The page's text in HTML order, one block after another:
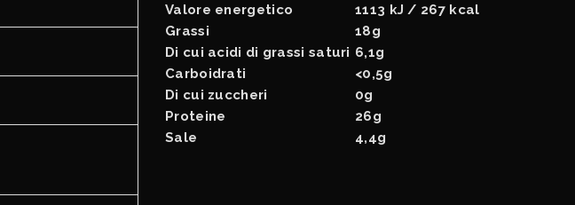
Valore energetico
1113 kJ / 267 kcal
Grassi
18g
Di cui acidi di grassi saturi 6,1g
Carboidrati
<0,5g
Di cui zuccheri
0g
Proteine
26g
Sale
4,4g